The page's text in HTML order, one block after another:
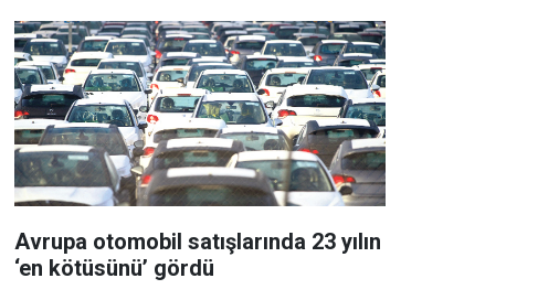
Avrupa otomobil satışlarında 23 yılın
‘en kötüsünü’ gördü